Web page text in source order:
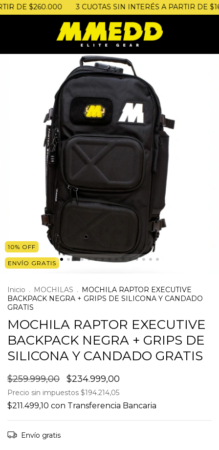
$260.000 3 CUOTAS SIN INTERÉS A PARTIR DE
10% OFF
ENVÍO GRATIS
Inicio . MOCHILAS . MOCHILA RAPTOR EXECUTIVE
BACKPACK NEGRA + GRIPS DE SILICONA Y CANDADO
GRATIS
MOCHILA RAPTOR EXECUTIVE
BACKPACK NEGRA + GRIPS DE
SILICONA Y CANDADO GRATIS
$259.999,00 $234.999,00
Precio sin impuestos $194.214,05
$211.499,10 con Transferencia Bancaria
Envío gratis